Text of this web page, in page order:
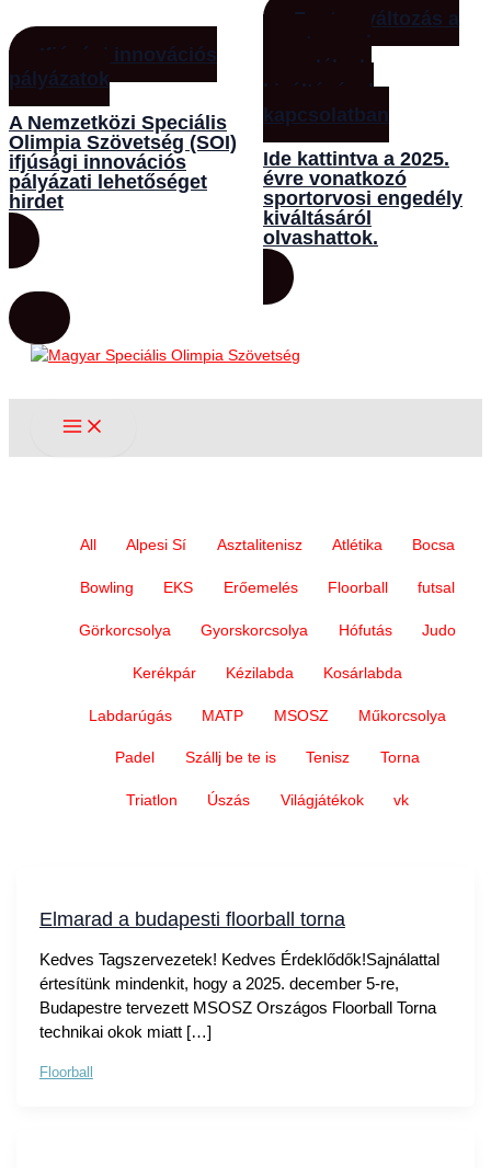
Ifjúsági innovációs
pályázatok
A Nemzetközi Speciális
Olimpia Szövetség (SOI)
ifjúsági innovációs
pályázati lehetőséget
hirdet
Fontos változás a
sportorvosi
engedélyek
kiváltásával
kapcsolatban
Ide kattintva a 2025.
évre vonatkozó
sportorvosi engedély
kiváltásáról
olvashattok.
Skip
content
All Alpesi Sí Asztalitenisz Atlétika Bocsa
Bowling EKS Erőemelés Floorball futsal
Görkorcsolya Gyorskorcsolya Hófutás Judo
Kerékpár Kézilabda Kosárlabda
Labdarúgás MATP MSOSZ Műkorcsolya
Padel Szállj be te is Tenisz Torna
Triatlon Úszás Világjátékok vk
Elmarad a budapesti floorball torna
Kedves Tagszervezetek! Kedves Érdeklődők!Sajnálattal
értesítünk mindenkit, hogy a 2025. december 5-re,
Budapestre tervezett MSOSZ Országos Floorball Torna
technikai okok miatt […]
Floorball